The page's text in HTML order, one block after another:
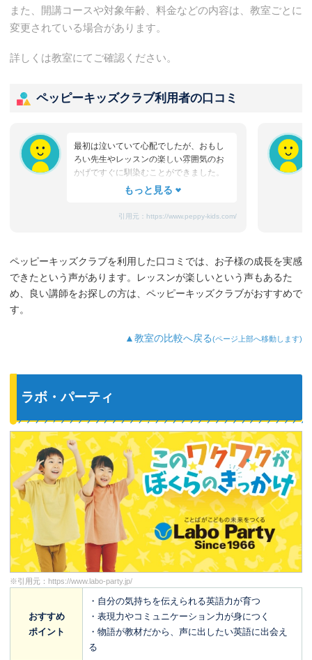
また、開講コースや対象年齢、料金などの内容は、教室ごとに
変更されている場合があります。
詳しくは教室にてご確認ください。
ペッピーキッズクラブ利用者の口コミ
最初は泣いていて心配でしたが、おもし
ろい先生やレッスンの楽しい雰囲気のお
かげですぐに馴染むことができました。
たまにママと離れるときに嫌がることも
れ、お迎えのときはいつも笑顔です。
3歳児を飽きさせない充実したレッスンだ
と思います。うちの子は特に歌やダンス
が好きなようで、よく「Hello～♪」と歌
ど、色んなものを英語で教えてくれるよ
うになり、英語が身についてきているの
引用元： https://www.peppy-kids.com/
ペッピーキッズクラブを利用した口コミでは、お子様の成長を実感
できたという声があります。レッスンが楽しいという声もあるた
め、良い講師をお探しの方は、ペッピーキッズクラブがおすすめで
す。
▲教室の比較へ戻る(ページ上部へ移動します)
ラボ・パーティ
※引用元： https://www.labo-party.jp/
おすすめ
ポイント
・自分の気持ちを伝えられる英語力が育つ
・表現力やコミュニケーション力が身につく
・物語が教材だから、声に出したい英語に出会え
る